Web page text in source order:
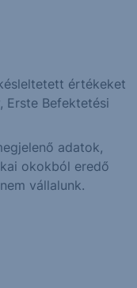
értékeket
Erste Befektetési
adatok,
okokból eredő
vállalunk.